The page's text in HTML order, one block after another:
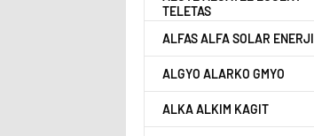
TELETAS
ALFAS ALFA SOLAR ENERJI
ALGYO ALARKO GMYO
ALKA ALKIM KAGIT